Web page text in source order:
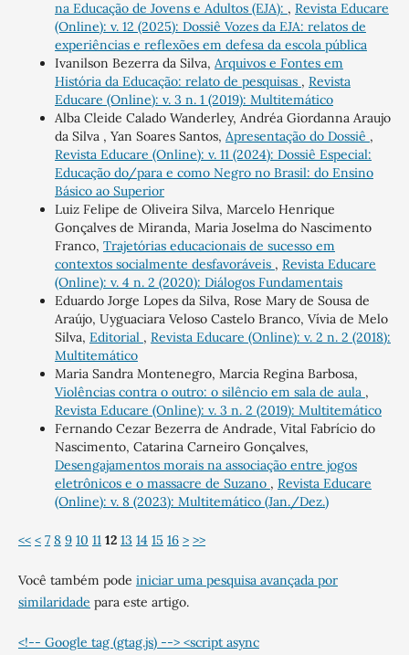
na Educação de Jovens e Adultos (EJA): , Revista Educare
(Online): v. 12 (2025): Dossiê Vozes da EJA: relatos de
experiências e reflexões em defesa da escola pública
Ivanilson Bezerra da Silva, Arquivos e Fontes em
História da Educação: relato de pesquisas , Revista
Educare (Online): v. 3 n. 1 (2019): Multitemático
Alba Cleide Calado Wanderley, Andréa Giordanna Araujo
da Silva , Yan Soares Santos, Apresentação do Dossiê ,
Revista Educare (Online): v. 11 (2024): Dossiê Especial:
Educação do/para e como Negro no Brasil: do Ensino
Básico ao Superior
Luiz Felipe de Oliveira Silva, Marcelo Henrique
Gonçalves de Miranda, Maria Joselma do Nascimento
Franco, Trajetórias educacionais de sucesso em
contextos socialmente desfavoráveis , Revista Educare
(Online): v. 4 n. 2 (2020): Diálogos Fundamentais
Eduardo Jorge Lopes da Silva, Rose Mary de Sousa de
Araújo, Uyguaciara Veloso Castelo Branco, Vívia de Melo
Silva, Editorial , Revista Educare (Online): v. 2 n. 2 (2018):
Multitemático
Maria Sandra Montenegro, Marcia Regina Barbosa,
Violências contra o outro: o silêncio em sala de aula ,
Revista Educare (Online): v. 3 n. 2 (2019): Multitemático
Fernando Cezar Bezerra de Andrade, Vital Fabrício do
Nascimento, Catarina Carneiro Gonçalves,
Desengajamentos morais na associação entre jogos
eletrônicos e o massacre de Suzano , Revista Educare
(Online): v. 8 (2023): Multitemático (Jan./Dez.)
<< < 7 8 9 10 11 12 13 14 15 16 > >>
Você também pode iniciar uma pesquisa avançada por
similaridade para este artigo.
<!-- Google tag (gtag.js) --> <script async